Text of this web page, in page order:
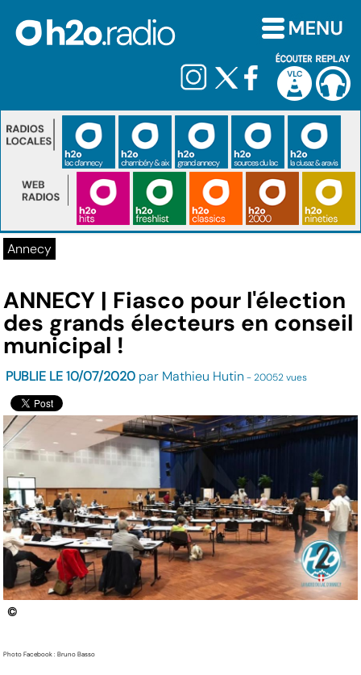
Annecy
ANNECY | Fiasco pour l'élection
des grands électeurs en conseil
municipal !
PUBLIE LE 10/07/2020 par Mathieu Hutin - 20052 vues
©
Photo Facebook : Bruno Basso